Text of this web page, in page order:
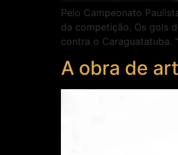
Pelo Campeonato
da competição. Os gols
contra o Caraguatatuba.
A obra de